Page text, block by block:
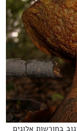
בחורשות אלונים